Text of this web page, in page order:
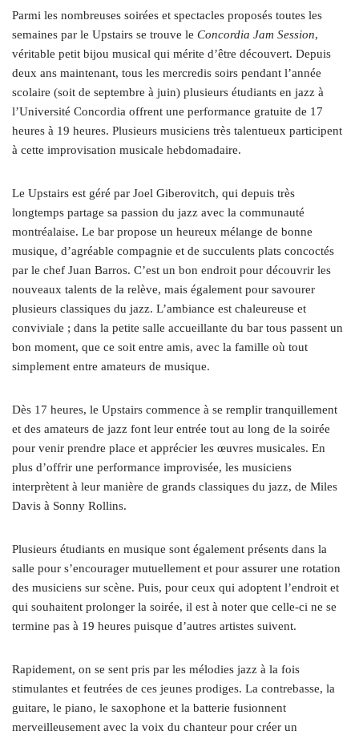
Parmi les nombreuses soirées et spectacles proposés toutes les
semaines par le Upstairs se trouve le Concordia Jam Session,
véritable petit bijou musical qui mérite d’être découvert. Depuis
deux ans maintenant, tous les mercredis soirs pendant l’année
scolaire (soit de septembre à juin) plusieurs étudiants en jazz à
l’Université Concordia offrent une performance gratuite de 17
heures à 19 heures. Plusieurs musiciens très talentueux participent
à cette improvisation musicale hebdomadaire.
Le Upstairs est géré par Joel Giberovitch, qui depuis très
longtemps partage sa passion du jazz avec la communauté
montréalaise. Le bar propose un heureux mélange de bonne
musique, d’agréable compagnie et de succulents plats concoctés
par le chef Juan Barros. C’est un bon endroit pour découvrir les
nouveaux talents de la relève, mais également pour savourer
plusieurs classiques du jazz. L’ambiance est chaleureuse et
conviviale ; dans la petite salle accueillante du bar tous passent un
bon moment, que ce soit entre amis, avec la famille où tout
simplement entre amateurs de musique.
Dès 17 heures, le Upstairs commence à se remplir tranquillement
et des amateurs de jazz font leur entrée tout au long de la soirée
pour venir prendre place et apprécier les œuvres musicales. En
plus d’offrir une performance improvisée, les musiciens
interprètent à leur manière de grands classiques du jazz, de Miles
Davis à Sonny Rollins.
Plusieurs étudiants en musique sont également présents dans la
salle pour s’encourager mutuellement et pour assurer une rotation
des musiciens sur scène. Puis, pour ceux qui adoptent l’endroit et
qui souhaitent prolonger la soirée, il est à noter que celle-ci ne se
termine pas à 19 heures puisque d’autres artistes suivent.
Rapidement, on se sent pris par les mélodies jazz à la fois
stimulantes et feutrées de ces jeunes prodiges. La contrebasse, la
guitare, le piano, le saxophone et la batterie fusionnent
merveilleusement avec la voix du chanteur pour créer un